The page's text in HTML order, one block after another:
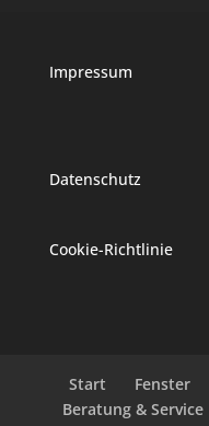
Impressum
Datenschutz
Cookie-Richtlinie
Start Fenster
Beratung & Service